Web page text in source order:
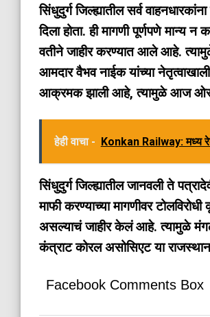
सिंधुदुर्ग जिल्ह्यातील सर्व
दिला होता. ही मागणी पूर्णपणे मान्य न
वतीने जाहीर करण्यात आले आहे. त्यामुळे
आमदार वैभव नाईक यांच्या नेतृत्वाखाली
आक्रमक झाली आहे, त्यामुळे आज
हेही वाचा - Konkan Railway: मध्य
सिंधुदुर्ग जिल्ह्यातील जानवली ते
माफी करण्याच्या मागणीवर
असल्याचं जाहीर केलं आहे. त्यामुळे
कंत्राट कोरल असोसिएट या
Facebook Comments Box